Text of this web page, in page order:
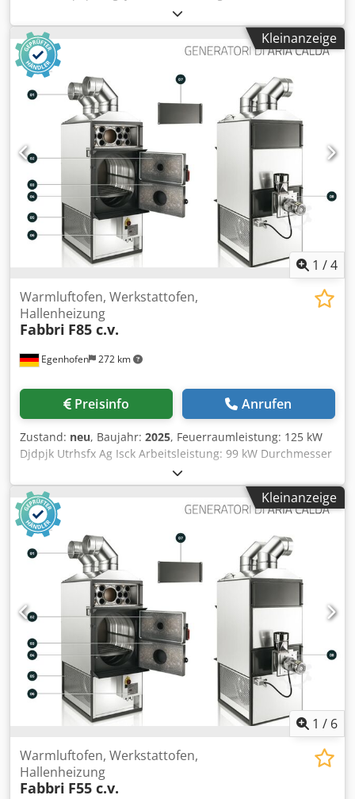
Durchmesser Rauchabzug: 200 mm Warmluftförderrohre:
3 x 250 mm Feuerraumlänge: 950 mm Feuerraumbreite:
600 mm Feuerraumhöhe: 860 mm Luftförderung : 8900
m³/h Leistungsaufnahme: 3500 W ausgelegt für
Raumvolumen: 3000 m³ zu beheizende Fläche: 500/600 m²
Ofenhöhe ohne Warmluftförderrohre: 2200 mm
Ofenbreite: 930 mm Ofenlänge ohne Rauchgasgebläse:
1700 mm Gewicht: 615 kg
Kleinanzeige
1 /4
Egenhofen 272 km
Warmluftofen, Werkstattofen,
Hallenheizung
Fabbri F85 c.v.
Preisinfo Anrufen
Zustand: neu, Baujahr: 2025, Feuerraumleistung: 125 kW
Djdpjk Utrhsfx Ag Isck Arbeitsleistung: 99 kW Durchmesser
Rauchabzug: 180 mm Warmluftförderrohre: 2 x 250 mm
Feuerraumlänge: 750 mm Feuerraumbreite: 560 mm
Feuerraumhöhe: 700 mm Luftförderung : 6300 m³/h
Leistungsaufnahme: 1500 W ausgelegt für Raumvolumen:
1500 m³ zu beheizende Fläche: 300/350 m² Ofenhöhe ohne
Warmluftförderrohre: 1980 mm Ofenbreite: 800 mm
Ofenlänge ohne Rauchgasgebläse: 1280 mm Gewicht: 415
Kleinanzeige
1 / 6
Warmluftofen, Werkstattofen,
Hallenheizung
Fabbri F55 c.v.